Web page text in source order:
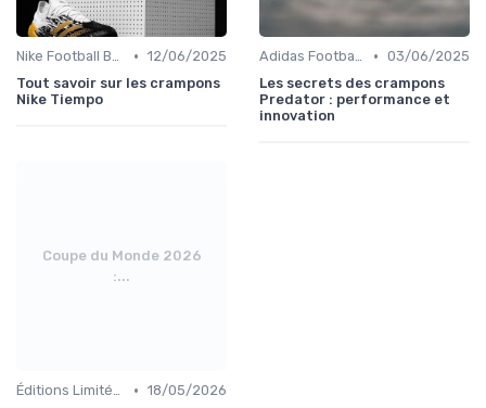
Nike Football Boots • 12/06/2025
Tout savoir sur les crampons
Nike Tiempo
Adidas Football Boots • 03/06/2025
Les secrets des crampons
Predator : performance et
innovation
Coupe du Monde 2026
:...
Éditions Limitées et Collaborations • 18/05/2026